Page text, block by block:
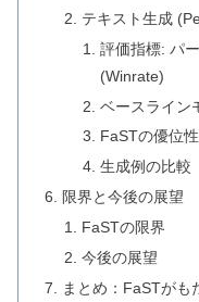
テキスト生成
評価指標: パ
(Winrate)
ベースライン
FaSTの優位性
生成例の比較
限界と今後の展望
FaSTの限界
今後の展望
まとめ：FaSTがも